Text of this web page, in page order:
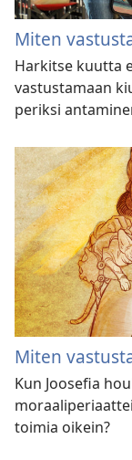
Miten
Harkitse kuutta
vastustamaan
periksi
Miten
Kun Joosefia
toimia oikein?